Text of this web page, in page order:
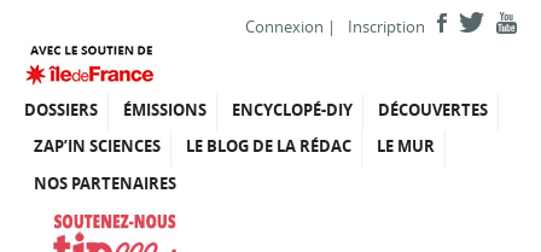
Connexion | Inscription
DOSSIERS ÉMISSIONS ENCYCLOPÉ-DIY
DÉCOUVERTES
ZAP’IN SCIENCES
LE BLOG DE LA RÉDAC
LE MUR
NOS PARTENAIRES